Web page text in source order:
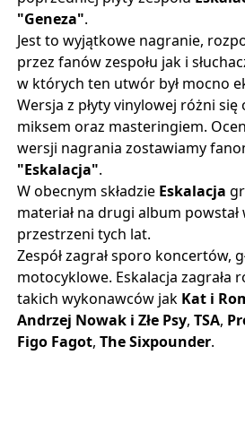
"Geneza".
Jest to wyjątkowe nagranie,
przez fanów zespołu jak i
w których ten utwór był mocno
Wersja z płyty vinylowej różni się
miksem oraz masteringiem.
wersji nagrania zostawiamy
"Eskalacja".
W obecnym składzie Eskalacja
materiał na drugi album powstał
przestrzeni tych lat.
Zespół zagrał sporo koncertów,
motocyklowe. Eskalacja zagrała
takich wykonawców jak Kat i
Andrzej Nowak i Złe Psy,TSA,
Figo Fagot,The Sixpounder.